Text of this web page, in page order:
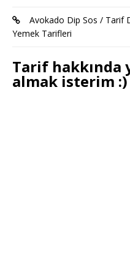
Avokado Dip Sos / Tarif
Yemek Tarifleri
Tarif hakkında
almak isterim :)